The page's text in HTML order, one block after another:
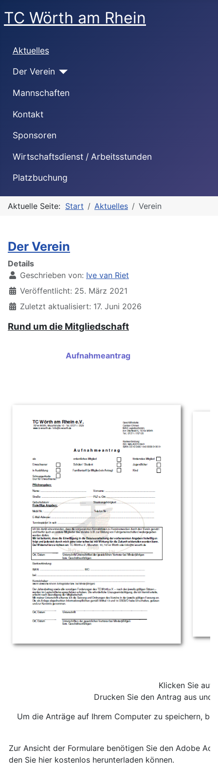
TC Wörth am Rhein
Aktuelles
Der Verein
Mannschaften
Kontakt
Sponsoren
Wirtschaftsdienst / Arbeitsstunden
Platzbuchung
Aktuelle Seite: Start Aktuelles Verein
Der Verein
Details
Geschrieben von: Ive van Riet
Veröffentlicht: 25. März 2021
Zuletzt aktualisiert: 17. Juni 2026
Rund um die Mitgliedschaft
Aufnahmeantrag
Klicken Sie auf
Drucken Sie den Antrag aus
Um die Anträge auf Ihrem Computer zu speichern,
Zur Ansicht der Formulare benötigen Sie den Adobe
den Sie hier kostenlos herunterladen können.